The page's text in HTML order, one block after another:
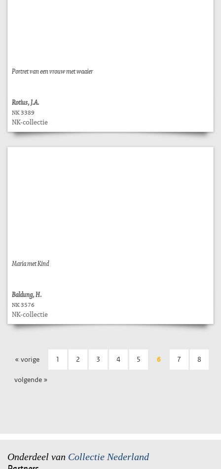
Portret van een vrouw met waaier
Rotius, J.A.
NK 3389
NK-collectie
Maria met Kind
Baldung, H.
NK 3576
NK-collectie
« vorige 1 2 3 4 5 6 7 8
volgende »
Onderdeel van Collectie Nederland